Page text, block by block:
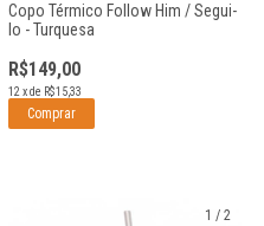
Copo Térmico Follow Him / Segui-
lo - Turquesa
R$149,00
12xde R$15,33
1 / 2